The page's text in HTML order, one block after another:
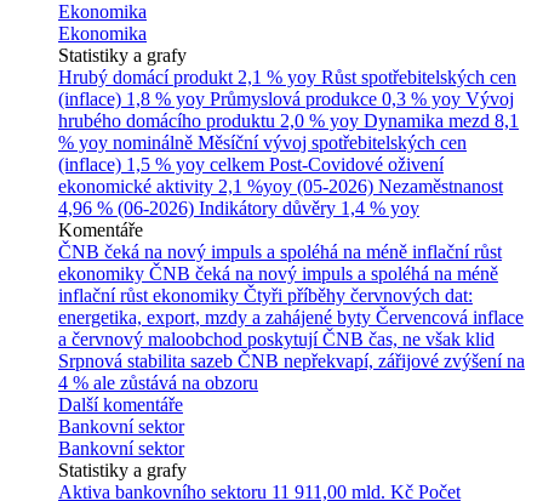
Ekonomika
Ekonomika
Statistiky a grafy
Hrubý domácí produkt 2,1 % yoy Růst spotřebitelských cen
(inflace) 1,8 % yoy Průmyslová produkce 0,3 % yoy Vývoj
hrubého domácího produktu 2,0 % yoy Dynamika mezd 8,1
% yoy nominálně Měsíční vývoj spotřebitelských cen
(inflace) 1,5 % yoy celkem Post-Covidové oživení
ekonomické aktivity 2,1 %yoy (05-2026) Nezaměstnanost
4,96 % (06-2026) Indikátory důvěry 1,4 % yoy
Komentáře
ČNB čeká na nový impuls a spoléhá na méně inflační růst
ekonomiky ČNB čeká na nový impuls a spoléhá na méně
inflační růst ekonomiky Čtyři příběhy červnových dat:
energetika, export, mzdy a zahájené byty Červencová inflace
a červnový maloobchod poskytují ČNB čas, ne však klid
Srpnová stabilita sazeb ČNB nepřekvapí, zářijové zvýšení na
4 % ale zůstává na obzoru
Další komentáře
Bankovní sektor
Bankovní sektor
Statistiky a grafy
Aktiva bankovního sektoru 11 911,00 mld. Kč Počet